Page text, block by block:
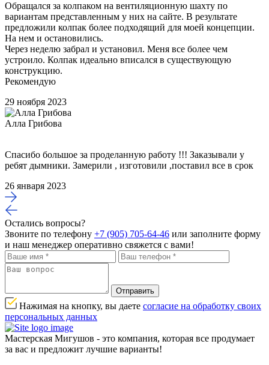
Обращался за колпаком на вентиляционную шахту по
вариантам представленным у них на сайте. В результате
предложили колпак более подходящий для моей концепции.
На нем и остановились.
Через неделю забрал и установил. Меня все более чем
устроило. Колпак идеально вписался в существующую
конструкцию.
Рекомендую
29 ноября 2023
Алла Грибова
Спасибо большое за проделанную работу !!! Заказывали у
ребят дымники. Замерили , изготовили ,поставил все в срок
26 января 2023
Остались вопросы?
Звоните по телефону +7 (905) 705-64-46 или заполните форму
и наш менеджер оперативно свяжется с вами!
Отправить
Нажимая на кнопку, вы даете согласие на обработку своих
персональных данных
Мастерская Мигушов - это компания, которая все продумает
за вас и предложит лучшие варианты!